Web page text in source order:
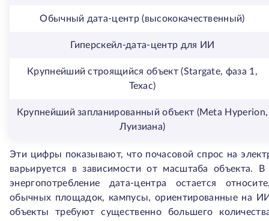
Обычный дата-центр (высококачественный)
Гиперскейл-дата-центр для ИИ
Крупнейший строящийся объект (Stargate, фаза 1,
Техас)
Крупнейший запланированный объект (Meta Hyperion,
Луизиана)
Эти цифры показывают, что почасовой спрос на
варьируется в зависимости от масштаба объекта.
энергопотребление дата-центра остается
обычных площадок, кампусы, ориентированные на
объекты требуют существенно большего